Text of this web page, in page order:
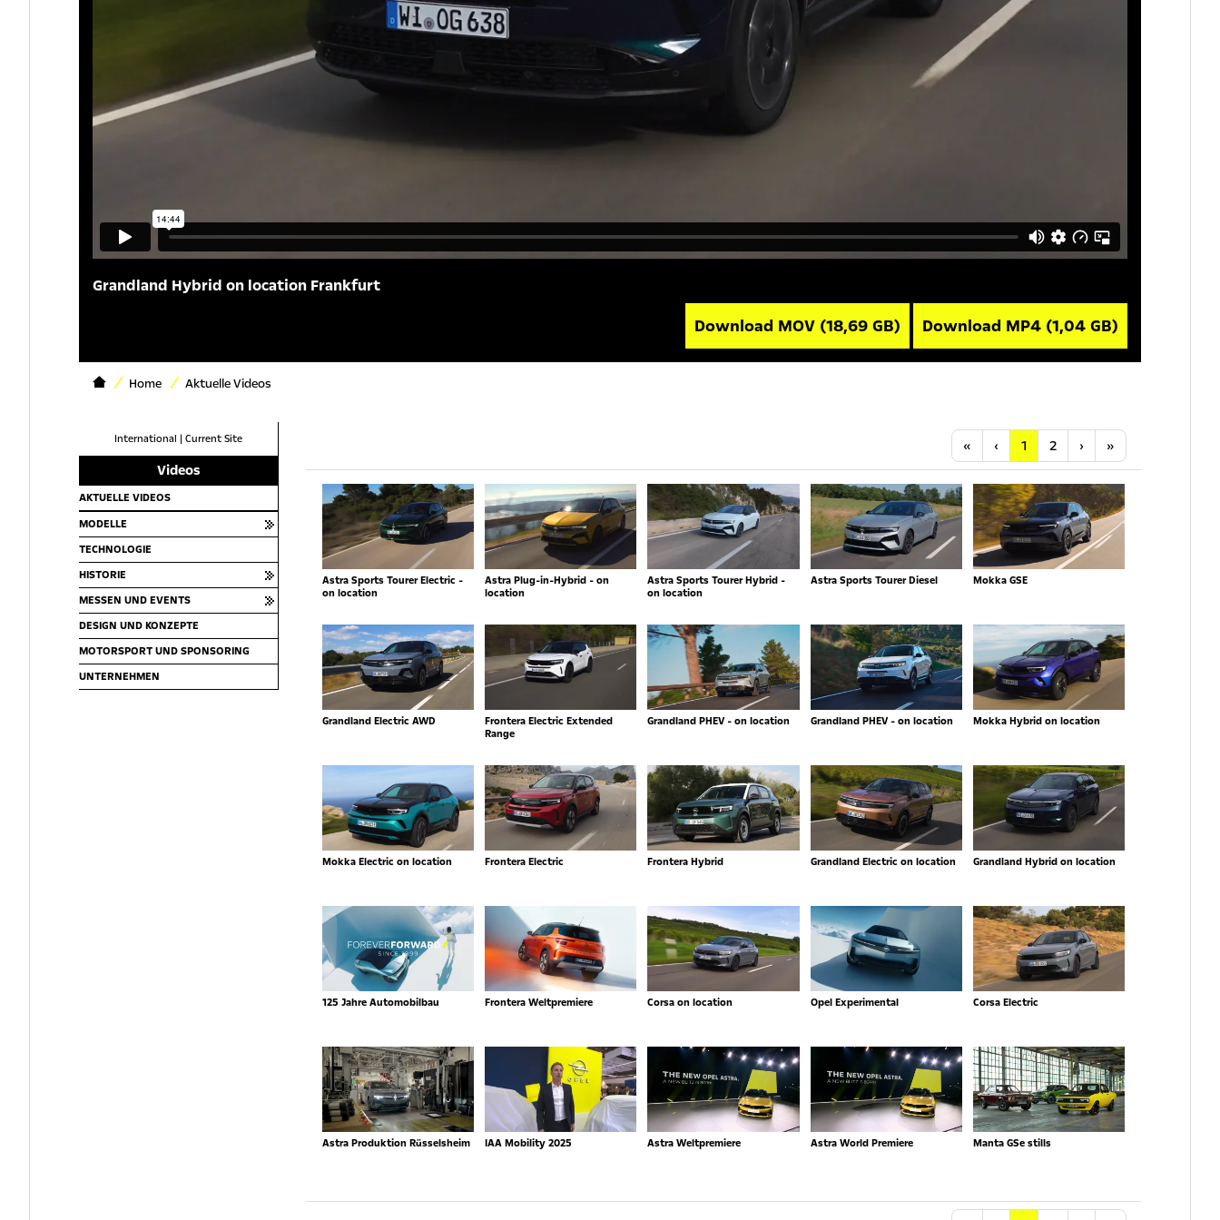
Grandland Hybrid on location Frankfurt
Download MOV (18,69 GB) Download MP4 (1,04 GB)
Home Aktuelle Videos
International | Current Site
Videos
AKTUELLE VIDEOS
MODELLE
TECHNOLOGIE
HISTORIE
MESSEN UND EVENTS
DESIGN UND KONZEPTE
MOTORSPORT UND SPONSORING
UNTERNEHMEN
« Anfang
‹ Vorherige
1 2 ›Nächste
»
Astra Sports Tourer Electric -
on location
Astra Plug-in-Hybrid - on
location
Astra Sports Tourer Hybrid -
on location
Astra Sports Tourer Diesel Mokka GSE
Grandland Electric AWD
Frontera Electric Extended
Range
Grandland PHEV - on location Grandland PHEV - on location Mokka Hybrid on location
Mokka Electric on location Frontera Electric Frontera Hybrid Grandland Electric on location Grandland Hybrid on location
125 Jahre Automobilbau Frontera Weltpremiere Corsa on location Opel Experimental Corsa Electric
Astra Produktion Rüsselsheim IAA Mobility 2025 Astra Weltpremiere Astra World Premiere Manta GSe stills